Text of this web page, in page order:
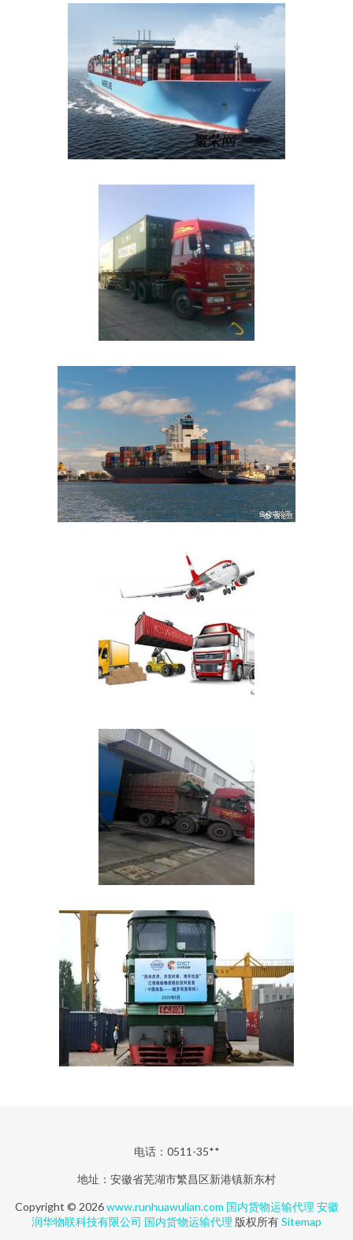
电话：0511-35**
地址：安徽省芜湖市繁昌区新港镇新东村
Copyright © 2026www.runhuawulian.com 国内货物运输代理 安徽
润华物联科技有限公司 国内货物运输代理 版权所有Sitemap